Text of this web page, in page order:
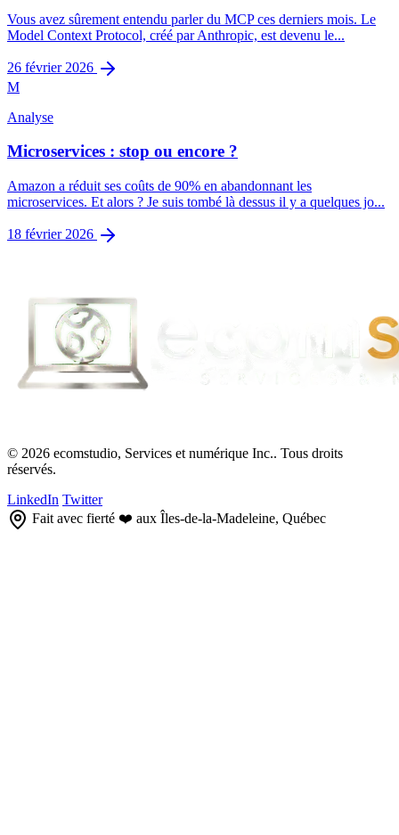
Vous avez sûrement entendu parler du MCP ces derniers mois. Le
Model Context Protocol, créé par Anthropic, est devenu le...
26 février 2026
M
Analyse
Microservices : stop ou encore ?
Amazon a réduit ses coûts de 90% en abandonnant les
microservices. Et alors ? Je suis tombé là dessus il y a quelques jo...
18 février 2026
© 2026 ecomstudio, Services et numérique Inc.. Tous droits
réservés.
LinkedIn Twitter
Fait avec fierté ❤️ aux Îles-de-la-Madeleine, Québec